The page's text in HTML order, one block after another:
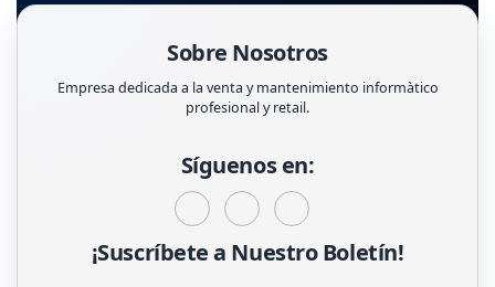
Sobre Nosotros
Empresa dedicada a la venta y mantenimiento informàtico
profesional y retail.
Síguenos en:
¡Suscríbete a Nuestro Boletín!